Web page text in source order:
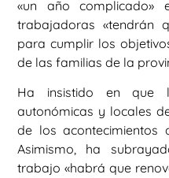
«un año
trabajadoras «tendrán
para cumplir los
de las familias de la
Ha insistido en que
autonómicas y locales
de los acontecimientos
Asimismo, ha
trabajo «habrá que